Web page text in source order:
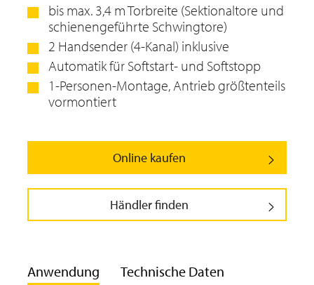
bis max. 3,4 m Torbreite (Sektionaltore und
schienengeführte Schwingtore)
2 Handsender (4-Kanal) inklusive
Automatik für Softstart- und Softstopp
1-Personen-Montage, Antrieb größtenteils
vormontiert
Online kaufen
Händler finden
Anwendung
Technische Daten